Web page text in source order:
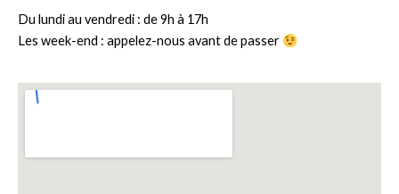
Du lundi au vendredi : de 9h à 17h
Les week-end : appelez-nous avant de passer